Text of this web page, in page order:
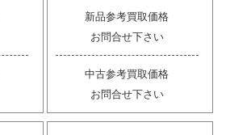
新品参考買取価格
お問合せ下さい
中古参考買取価格
お問合せ下さい